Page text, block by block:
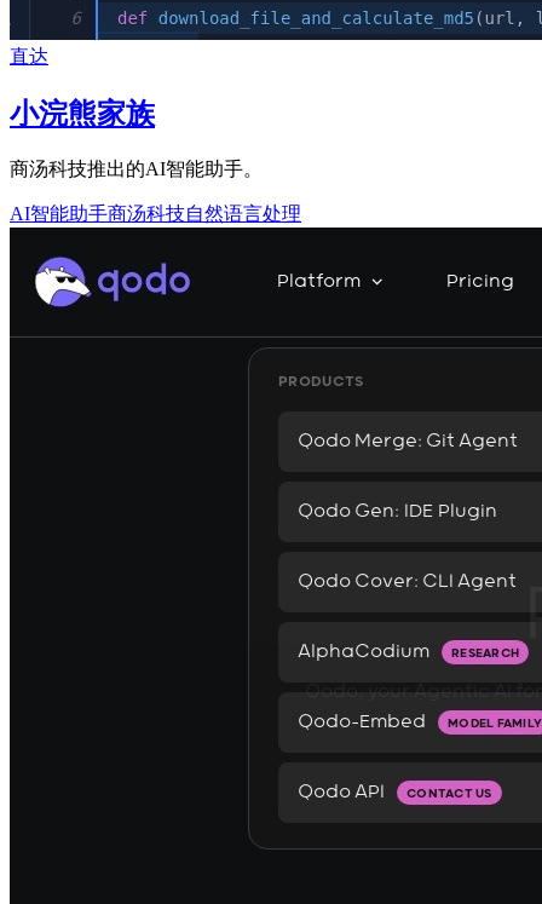
直达
小浣熊家族
商汤科技推出的AI智能助手。
AI智能助手商汤科技自然语言处理